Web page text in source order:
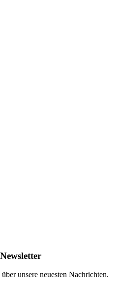
unsere neuesten Nachrichten.